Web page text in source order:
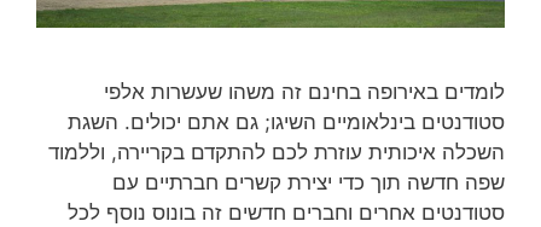
לומדים באירופה בחינם זה משהו שעשרות אלפי
סטודנטים בינלאומיים השיגו; גם אתם יכולים. השגת
השכלה איכותית עוזרת לכם להתקדם בקריירה, וללמוד
שפה חדשה תוך כדי יצירת קשרים חברתיים עם
סטודנטים אחרים וחברים חדשים זה בונוס נוסף לכל